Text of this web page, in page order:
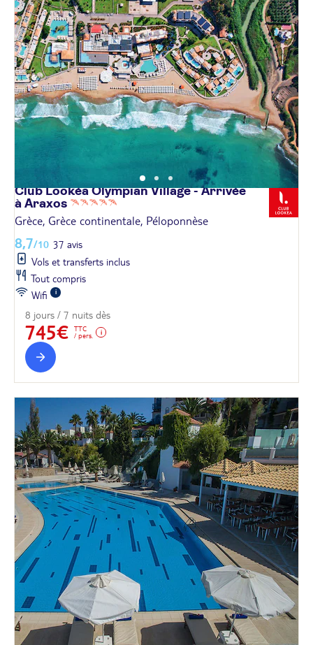
Club Lookéa Olympian Village - Arrivée
à Araxos
Grèce, Grèce continentale, Péloponnèse
8,7/10 37 avis
Vols et transferts inclus
Tout compris
Wifi
8 jours / 7 nuits dès
745€
TTC
/ pers.